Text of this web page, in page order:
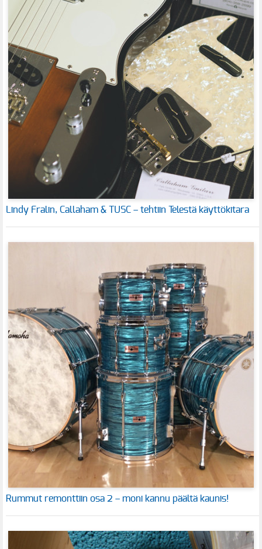
Lindy Fralin, Callaham & TUSC – tehtiin Telestä käyttökitara
Rummut remonttiin osa 2 – moni kannu päältä kaunis!